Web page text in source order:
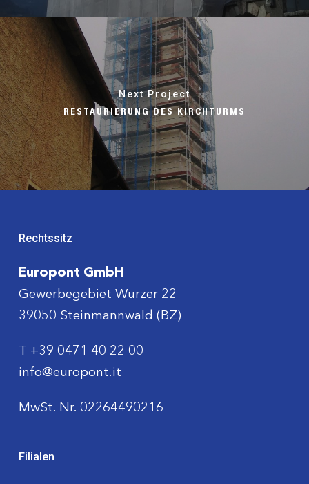
Next Project
RESTAURIERUNG DES KIRCHTURMS
Rechtssitz
Europont GmbH
Gewerbegebiet Wurzer 22
39050 Steinmannwald (BZ)
+39 0471 40 22 00
info@europont.it
MwSt. Nr. 02264490216
Filialen